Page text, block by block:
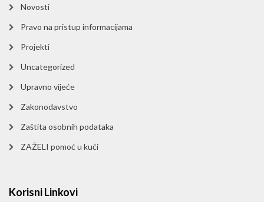
Novosti
Pravo na pristup informacijama
Projekti
Uncategorized
Upravno vijeće
Zakonodavstvo
Zaštita osobnih podataka
ZAŽELI pomoć u kući
Korisni Linkovi